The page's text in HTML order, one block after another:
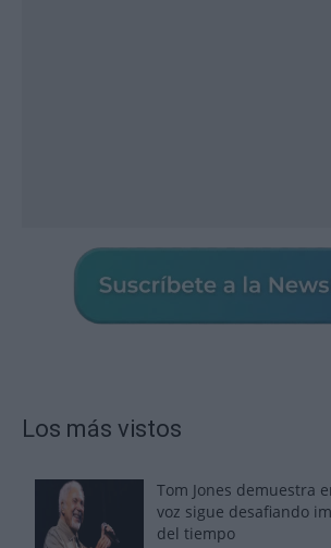
Los más vistos
Tom Jones demuestra
voz sigue desafiando
del tiempo